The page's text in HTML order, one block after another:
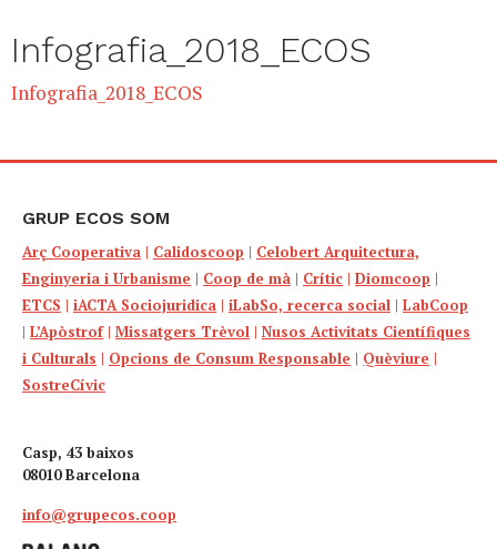
Infografia_2018_ECOS
Infografia_2018_ECOS
GRUP ECOS SOM
Arç Cooperativa | Calidoscoop | Celobert Arquitectura,
Enginyeria i Urbanisme | Coop de mà | Crític | Diomcoop |
ETCS | iACTA Sociojuridica | iLabSo, recerca social | LabCoop
| L’Apòstrof| Missatgers Trèvol | Nusos Activitats Científiques
i Culturals | Opcions de Consum Responsable | Quèviure |
SostreCívic
Casp, 43 baixos
08010 Barcelona
info@grupecos.coop